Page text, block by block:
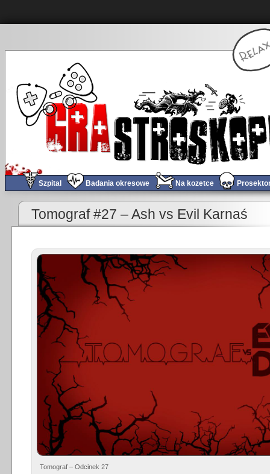
Szpital Badania okresowe Na kozetce
Pornobiznes traci przez premierę Fallouta 4
Tomograf #27 – Ash vs Evil Karnaś
Tomograf – Odcinek 27